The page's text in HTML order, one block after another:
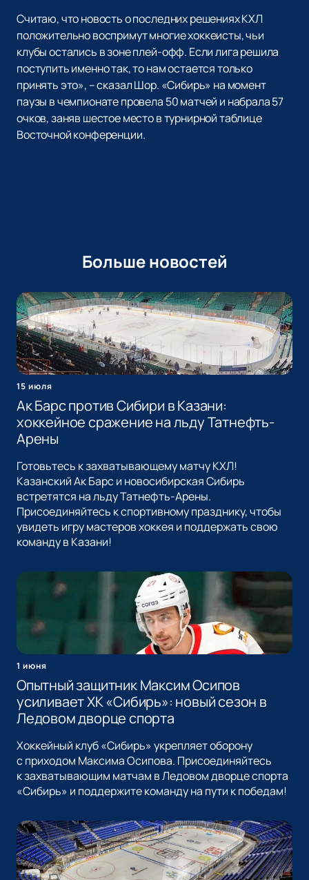
Считаю, что новость о последних решениях КХЛ
положительно воспримут многие хоккеисты, чьи
клубы остались в зоне плей-офф. Если лига решила
поступить именно так, то нам остается только
принять это», – сказал Шор. «Сибирь» на момент
паузы в чемпионате провела 50 матчей и набрала 57
очков, заняв шестое место в турнирной таблице
Восточной конференции.
Больше новостей
15 июля
Ак Барс против Сибири в Казани:
хоккейное сражение на льду Татнефть-
Арены
Готовьтесь к захватывающему матчу КХЛ!
Казанский Ак Барс и новосибирская Сибирь
встретятся на льду Татнефть-Арены.
Присоединяйтесь к спортивному празднику, чтобы
увидеть игру мастеров хоккея и поддержать свою
команду в Казани!
1 июня
Опытный защитник Максим Осипов
усиливает ХК «Сибирь»: новый сезон в
Ледовом дворце спорта
Хоккейный клуб «Сибирь» укрепляет оборону
с приходом Максима Осипова. Присоединяйтесь
к захватывающим матчам в Ледовом дворце спорта
«Сибирь» и поддержите команду на пути к победам!